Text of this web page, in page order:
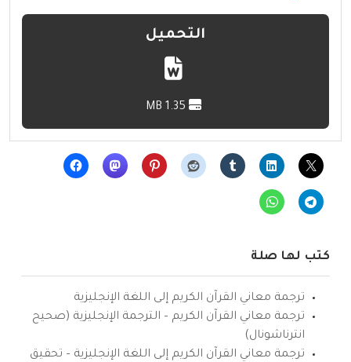
التحميل
كتب لها صلة
ترجمة معاني القرآن الكريم إلى اللغة الإنجليزية
ترجمة معاني القرآن الكريم – الترجمة الإنجليزية (صحيح
انترناشونال)
ترجمة معاني القرآن الكريم إلى اللغة الإنجليزية – تحقيق